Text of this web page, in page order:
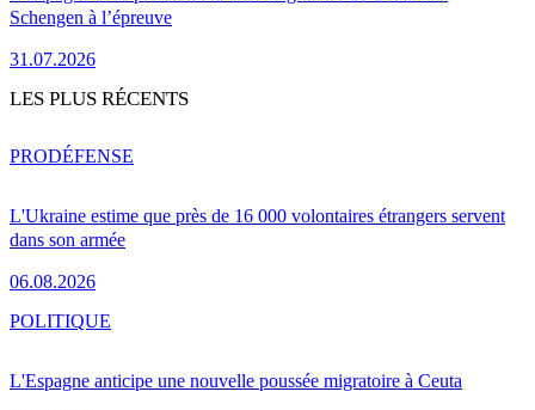
Schengen à l’épreuve
31.07.2026
LES PLUS RÉCENTS
L'Ukraine estime que près de 16 000 volontaires étrangers servent
dans son armée
06.08.2026
PRODÉFENSE
L'Espagne anticipe une nouvelle poussée migratoire à Ceuta
POLITIQUE